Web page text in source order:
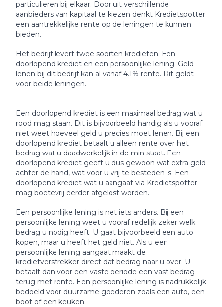
particulieren bij elkaar. Door uit verschillende
aanbieders van kapitaal te kiezen denkt Kredietspotter
een aantrekkelijke rente op de leningen te kunnen
bieden.
Het bedrijf levert twee soorten kredieten. Een
doorlopend krediet en een persoonlijke lening. Geld
lenen bij dit bedrijf kan al vanaf 4.1% rente. Dit geldt
voor beide leningen.
Een doorlopend krediet is een maximaal bedrag wat u
rood mag staan. Dit is bijvoorbeeld handig als u vooraf
niet weet hoeveel geld u precies moet lenen. Bij een
doorlopend krediet betaalt u alleen rente over het
bedrag wat u daadwerkelijk in de min staat. Een
doorlopend krediet geeft u dus gewoon wat extra geld
achter de hand, wat voor u vrij te besteden is. Een
doorlopend krediet wat u aangaat via Kredietspotter
mag boetevrij eerder afgelost worden.
Een persoonlijke lening is net iets anders. Bij een
persoonlijke lening weet u vooraf redelijk zeker welk
bedrag u nodig heeft. U gaat bijvoorbeeld een auto
kopen, maar u heeft het geld niet. Als u een
persoonlijke lening aangaat maakt de
kredietverstrekker direct dat bedrag naar u over. U
betaalt dan voor een vaste periode een vast bedrag
terug met rente. Een persoonlijke lening is nadrukkelijk
bedoeld voor duurzame goederen zoals een auto, een
boot of een keuken.